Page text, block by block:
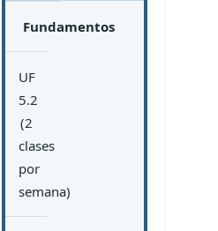
Fundamentos
UF
5.2
(2
clases
por
semana)